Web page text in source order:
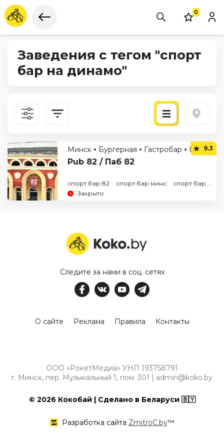
0
Заведения с тегом "спорт
бар на динамо"
По рейтингуМинск Бургерная Гастробар Паб
Pub 82 / Паб 82
9.3
спорт бар 82 спорт бар минс
спорт бар на динамо
Закрыто
Следите за нами в соц. сетях
О сайте Реклама Правила Контакты
ООО «РокетМедиа» УНП 193758791
г. Минск, пер. Музыкальный 1, пом. 301 | admin@koko.by
© 2026 Кокобай | Сделано в Беларуси 🇧🇾
Разработка сайта ZmitroC.by™